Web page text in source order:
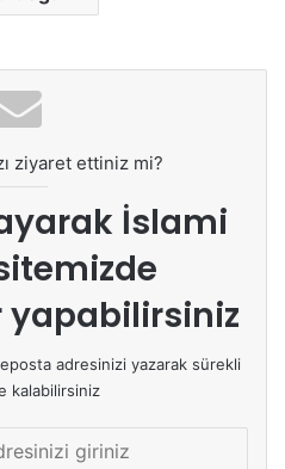
ziyaret ettiniz mi?
İslami
yapabilirsiniz
adresinizi yazarak sürekli
kalabilirsiniz